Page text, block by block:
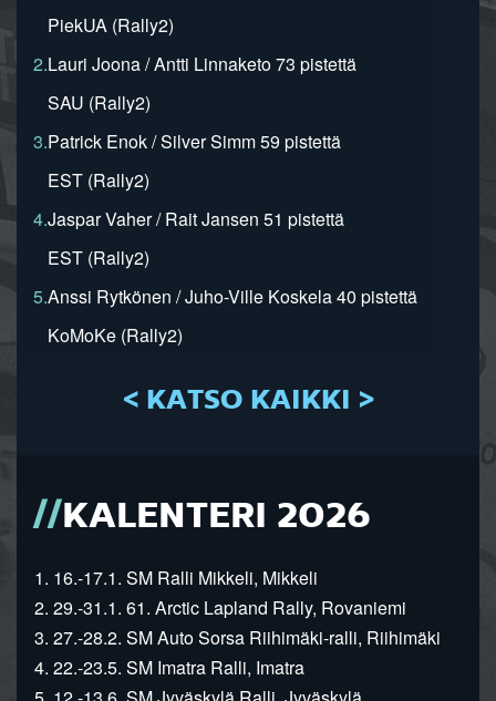
PiekUA (Rally2)
2.Lauri Joona / Antti Linnaketo 73 pistettä
SAU (Rally2)
3.Patrick Enok / Silver Simm 59 pistettä
EST (Rally2)
4.Jaspar Vaher / Rait Jansen 51 pistettä
EST (Rally2)
5.Anssi Rytkönen / Juho-Ville Koskela 40 pistettä
KoMoKe (Rally2)
< KATSO KAIKKI >
KALENTERI 2026
1. 16.-17.1. SM Ralli Mikkeli, Mikkeli
2. 29.-31.1. 61. Arctic Lapland Rally, Rovaniemi
3. 27.-28.2. SM Auto Sorsa Riihimäki-ralli, Riihimäki
4. 22.-23.5. SM Imatra Ralli, Imatra